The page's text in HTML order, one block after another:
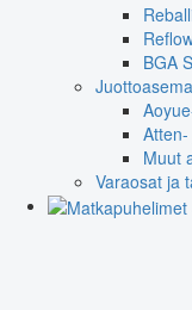
BGA
Muut
Varaosat ja